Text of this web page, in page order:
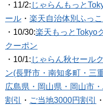
・11/2: じゃらんもっと
ール ・ 楽天自治体別ふっこ
・10/30:楽天もっとTokyo
クーポン
・10/1: じゃらん秋セール
ン(長野市・南知多町・三
広島県・岡山県・岡山市
割引
・ ご当地3000円割引 ・